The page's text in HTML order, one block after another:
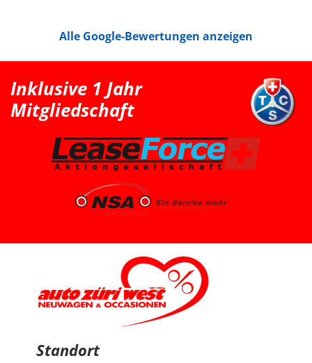
Bedürfnisse mit Kindersitz hinter dem Fahrer leider
etwas zu klein. Nach der Probefahrt hat uns der Berater
her nicht überzeugt hat. Somit war für uns klar, dass
der Peugeot 2008 die bessere Wahl ist. Schlussendlich
sind wir wieder zu Auto Züri West zurückgekommen
und konnten dort einen super Deal für einen Peugeot
knapp 7’000 km, ist ein Voll-Benziner und passt für uns
vom Platz, Fahrgefühl und Gesamtpaket sehr gut. Die
Beratung durch Herrn Francesco Salerno war sehr
freundlich, ehrlich und unkompliziert. Auch wenn die
Auswahl für uns relativ klar und limitiert war, fühlten wir
uns gut aufgehoben. Besonders positiv fand ich den
spannenden Austausch mit dem Berater über
allgemeine Autothemen und Dinge, die Autoliebhaber
Thema Auto vorhanden ist. Sehr geschätzt haben wir
zudem, dass vor der Übergabe extra noch ein Service
durchgeführt wurde, damit wir mit dem Fahrzeug
länger Ruhe haben. Das ist nicht selbstverständlich und
hat den positiven Eindruck nochmals verstärkt. Wir
freuen uns sehr über unseren Peugeot 2008 und
bedanken uns herzlich bei Auto Züri West sowie bei
Herrn Francesco Salerno für die angenehme Beratung,
den guten Austausch und den super Deal.
Alle Google-Bewertungen anzeigen
Inklusive 1 Jahr
Mitgliedschaft
Standort